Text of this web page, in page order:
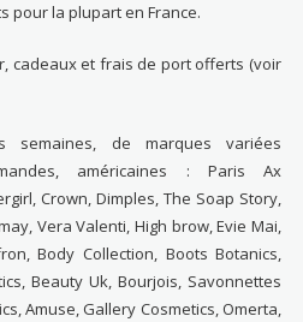
pour la plupart en France.
cadeaux et frais de port offerts (voir
semaines, de marques variées
américaines : Paris Ax
Crown, Dimples, The Soap Story,
Vera Valenti, High brow, Evie Mai,
Body Collection, Boots Botanics,
Beauty Uk, Bourjois, Savonnettes
Amuse, Gallery Cosmetics, Omerta,